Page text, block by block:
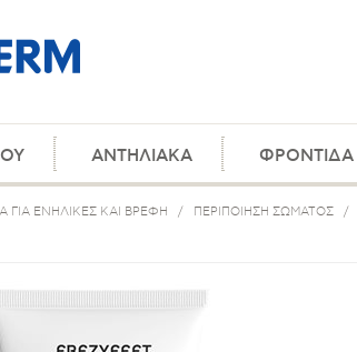
ΑΝΤΗΛΙΑΚΑ
ΕΝΗΛΙΚΕΣ ΚΑΙ ΒΡΕΦΗ / ΠΕΡΙΠΟΙΗΣΗ ΣΩΜΑΤΟΣ /